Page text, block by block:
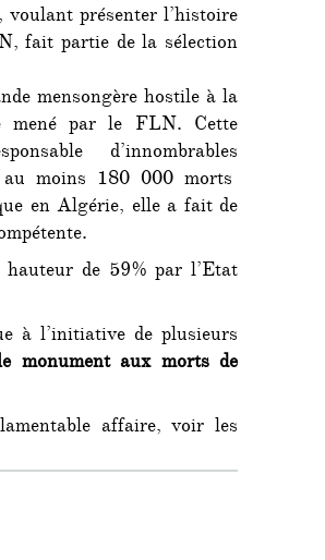
présenter l’histoire
fait partie de la sélection
mensongère hostile à la
mené par le FLN. Cette
d’innombrables
moins 180 000 morts
en Algérie, elle a fait de
de 59% par l’Etat
à l’initiative de plusieurs
monument aux morts de
affaire, voir les